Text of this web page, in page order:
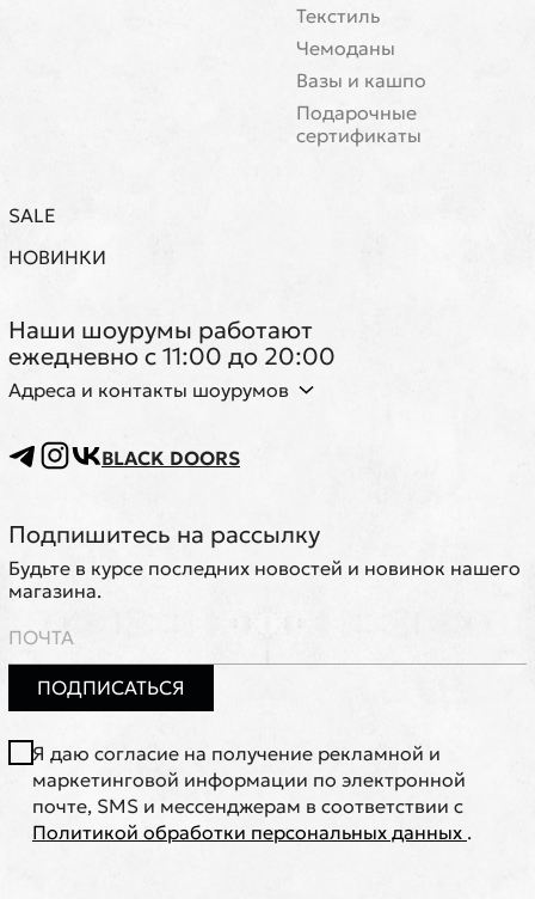
Текстиль
Чемоданы
Вазы и кашпо
Подарочные
сертификаты
SALE
НОВИНКИ
Наши шоурумы работают
ежедневно с 11:00 до 20:00
Адреса и контакты шоурумов
BLACK DOORS
Подпишитесь на рассылку
Будьте в курсе последних новостей и новинок нашего
магазина.
ПОДПИСАТЬСЯ
Я даю согласие на получение рекламной и
маркетинговой информации по электронной
почте, SMS и мессенджерам в соответствии с
Политикой обработки персональных данных .